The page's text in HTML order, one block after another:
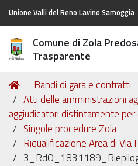
Unione Valli del Reno Lavino Samoggia
Comune di Zola
Trasparente
Tu
sei
qui:
Home
Bandi di gara e contratti
Atti delle amministrazioni
aggiudicatori distintamente
Singole procedure Zola
Riqualificazione Area di